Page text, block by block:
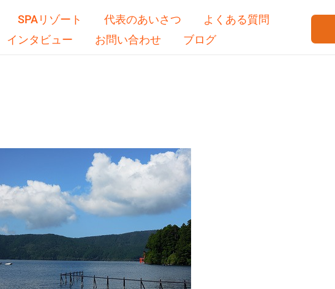
SPAリゾート 代表のあいさつ
よくある質問
インタビュー お問い合わせ ブログ